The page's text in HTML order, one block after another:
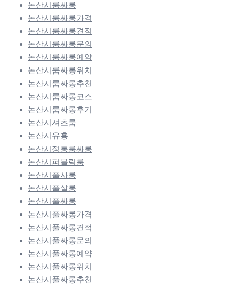
논산시룸싸롱
논산시룸싸롱가격
논산시룸싸롱견적
논산시룸싸롱문의
논산시룸싸롱예약
논산시룸싸롱위치
논산시룸싸롱추천
논산시룸싸롱코스
논산시룸싸롱후기
논산시셔츠룸
논산시유흥
논산시정통룸싸롱
논산시퍼블릭룸
논산시풀사롱
논산시풀살롱
논산시풀싸롱
논산시풀싸롱가격
논산시풀싸롱견적
논산시풀싸롱문의
논산시풀싸롱예약
논산시풀싸롱위치
논산시풀싸롱추천